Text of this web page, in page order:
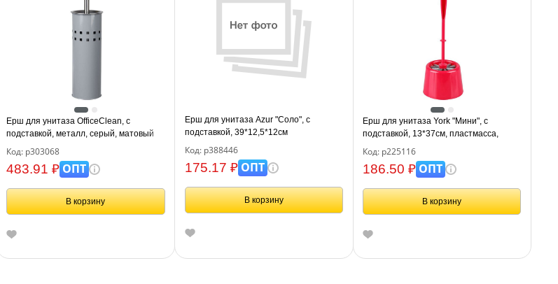
Ерш для унитаза OfficeClean, с
подставкой, металл, серый, матовый
Код: р303068
483.91 ₽ОПТ
В корзину
Ерш для унитаза Azur "Соло", с
подставкой, 39*12,5*12см
Код: р388446
175.17 ₽ОПТ
В корзину
Ерш для унитаза York "Мини", с
подставкой, 13*37см, пластмасса,
ассорти
Код: р225116
186.50 ₽ОПТ
В корзину